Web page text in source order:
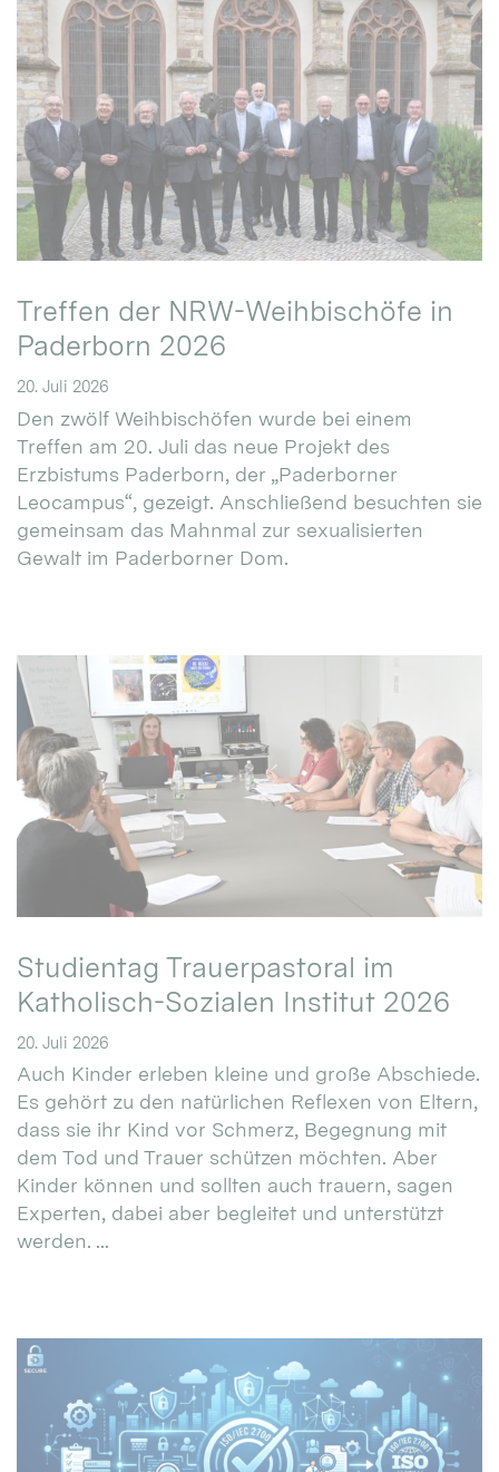
Treffen der NRW-Weihbischöfe in
Paderborn 2026
20. Juli 2026
Den zwölf Weihbischöfen wurde bei einem
Treffen am 20. Juli das neue Projekt des
Erzbistums Paderborn, der „Paderborner
Leocampus“, gezeigt. Anschließend besuchten sie
gemeinsam das Mahnmal zur sexualisierten
Gewalt im Paderborner Dom.
Studientag Trauerpastoral im
Katholisch-Sozialen Institut 2026
20. Juli 2026
Auch Kinder erleben kleine und große Abschiede.
Es gehört zu den natürlichen Reflexen von Eltern,
dass sie ihr Kind vor Schmerz, Begegnung mit
dem Tod und Trauer schützen möchten. Aber
Kinder können und sollten auch trauern, sagen
Experten, dabei aber begleitet und unterstützt
werden. ...